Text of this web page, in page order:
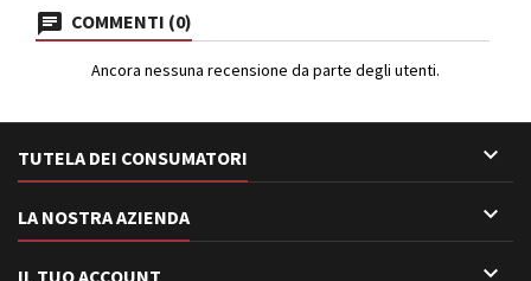
COMMENTI (0)
Ancora nessuna recensione da parte degli utenti.
TUTELA DEI CONSUMATORI 
LA NOSTRA AZIENDA 
IL TUO ACCOUNT 